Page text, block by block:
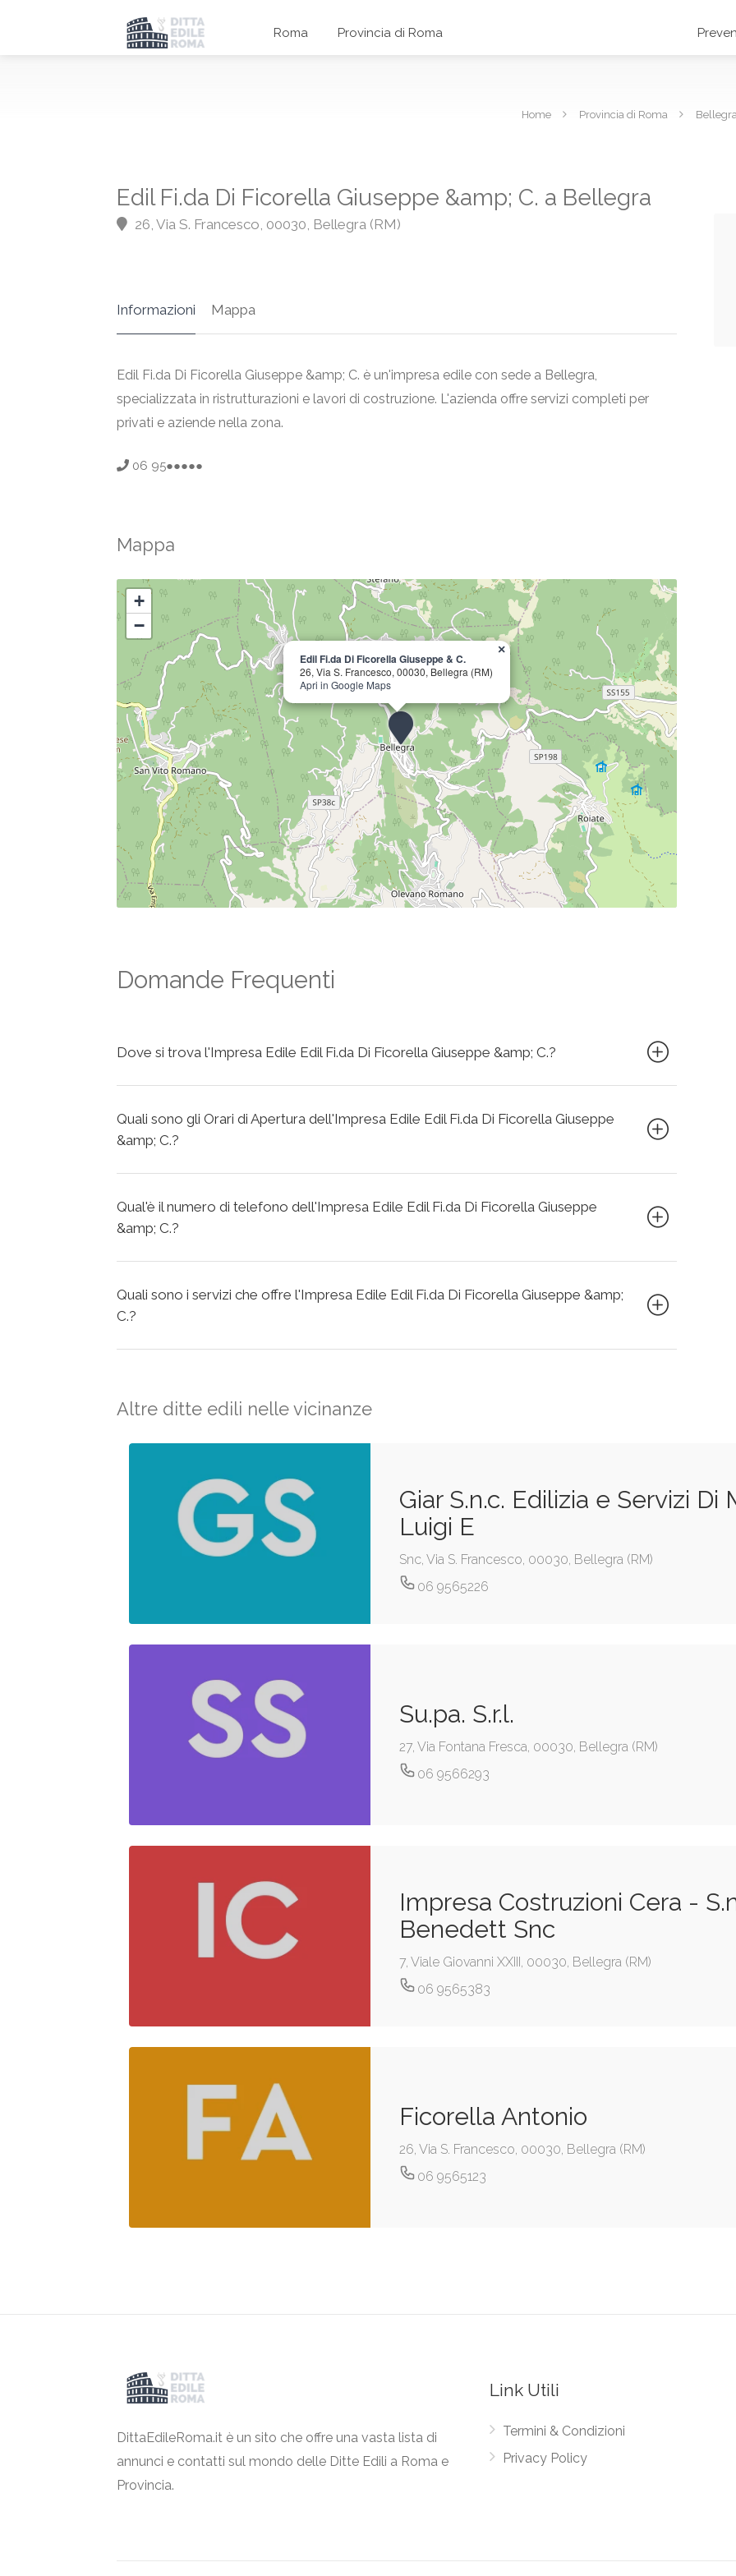
Roma Provincia di Roma
Home Provincia di Roma Bellegra
Edil Fi.da Di Ficorella Giuseppe &amp; C. a Bellegra
26, Via S. Francesco, 00030, Bellegra (RM)
Informazioni Mappa
Edil Fi.da Di Ficorella Giuseppe &amp; C. è un'impresa edile con sede a Bellegra,
specializzata in ristrutturazioni e lavori di costruzione. L'azienda offre servizi completi per
privati e aziende nella zona.
06 95●●●●●
Mappa
Edil Fi.da Di Ficorella Giuseppe & C.
26, Via S. Francesco, 00030, Bellegra (RM)
Apri in Google Maps
×
+
−
Domande Frequenti
Dove si trova l'Impresa Edile Edil Fi.da Di Ficorella Giuseppe &amp; C.?
Quali sono gli Orari di Apertura dell'Impresa Edile Edil Fi.da Di Ficorella Giuseppe
&amp; C.?
Qual'è il numero di telefono dell'Impresa Edile Edil Fi.da Di Ficorella Giuseppe
&amp; C.?
Quali sono i servizi che offre l'Impresa Edile Edil Fi.da Di Ficorella Giuseppe &amp;
C.?
Altre ditte edili nelle vicinanze
Giar S.n.c. Edilizia e Servizi Di
Luigi E
Snc, Via S. Francesco, 00030, Bellegra (RM)
06 9565226
Su.pa. S.r.l.
27, Via Fontana Fresca, 00030, Bellegra (RM)
06 9566293
Impresa Costruzioni Cera -
Benedett Snc
7, Viale Giovanni XXIII, 00030, Bellegra (RM)
06 9565383
Ficorella Antonio
26, Via S. Francesco, 00030, Bellegra (RM)
06 9565123
DittaEdileRoma.it è un sito che offre una vasta lista di
annunci e contatti sul mondo delle Ditte Edili a Roma e
Provincia.
Link Utili
Termini & Condizioni
Privacy Policy